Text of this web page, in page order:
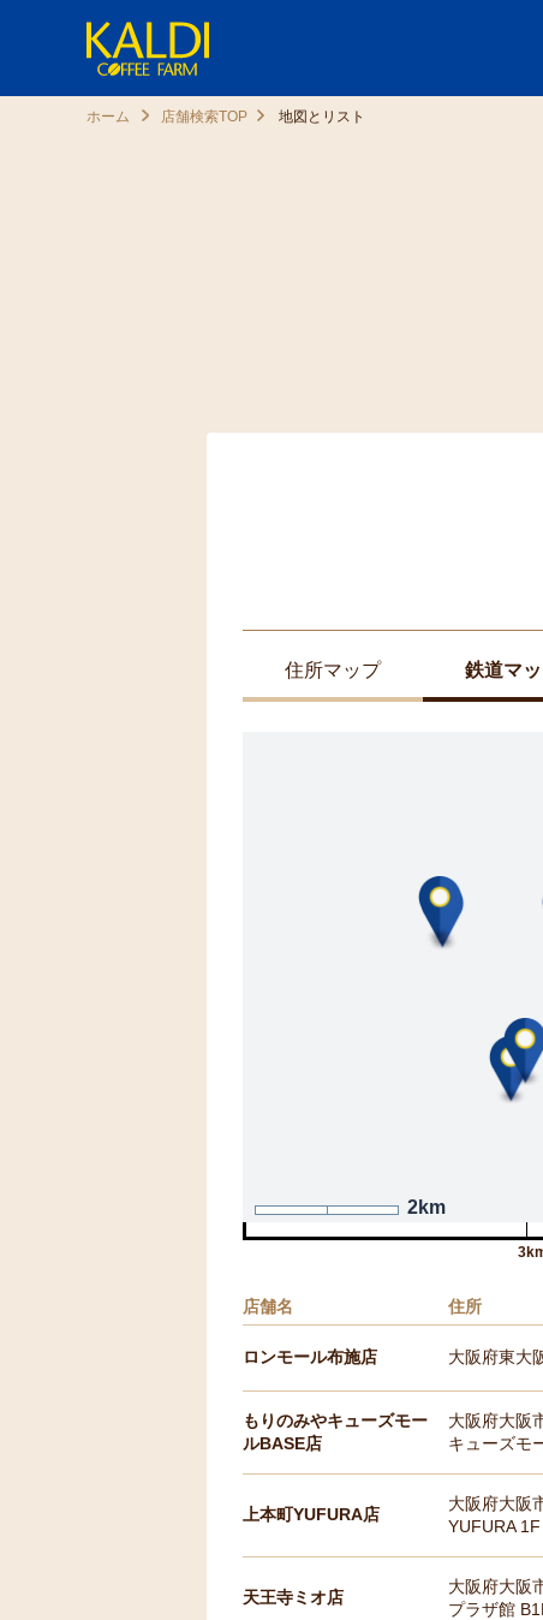
ホーム 店舗検索TOP 地図とリスト
住所マップ 鉄道マ
2km
店舗名 住所
ロンモール布施店 大阪府東大
もりのみやキューズモー
ルBASE店
大阪府大阪
キューズモ
上本町YUFURA店
大阪府大阪
YUFURA 1F
天王寺ミオ店
大阪府大阪
プラザ館